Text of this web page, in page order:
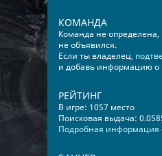
КОМАНДА
Команда не определена,
не объявился.
Если ты владелец,
и добавь информацию о
РЕЙТИНГ
В игре: 1057 место
Поисковая выдача:
Подробная информация